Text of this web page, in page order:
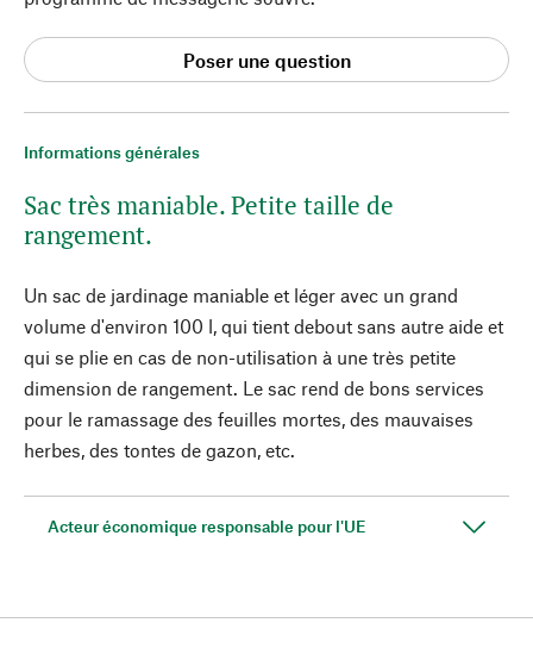
Informations générales
Sac très maniable. Petite taille de
rangement.
Un sac de jardinage maniable et léger avec un grand
volume d'environ 100 l, qui tient debout sans autre aide et
qui se plie en cas de non-utilisation à une très petite
dimension de rangement. Le sac rend de bons services
pour le ramassage des feuilles mortes, des mauvaises
herbes, des tontes de gazon, etc.
Acteur économique responsable pour l'UE
Poser une question